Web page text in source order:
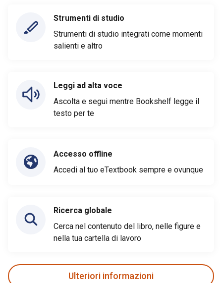
Strumenti di studio
Strumenti di studio integrati come momenti
salienti e altro
Leggi ad alta voce
Ascolta e segui mentre Bookshelf legge il
testo per te
Accesso offline
Accedi al tuo eTextbook sempre e ovunque
Ricerca globale
Cerca nel contenuto del libro, nelle figure e
nella tua cartella di lavoro
Ulteriori informazioni